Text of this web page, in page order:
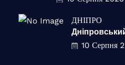
ДНІПРО
10 Серпня